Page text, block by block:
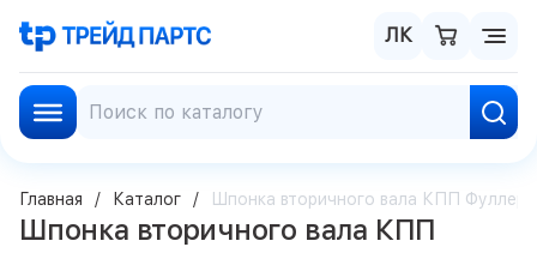
ЛК
Главная Каталог Шпонка вторичного вала КПП Фуллер
Шпонка вторичного вала КПП